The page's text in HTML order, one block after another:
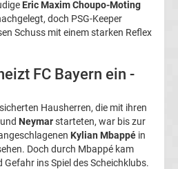
Eric Maxim Choupo-Moting
doch PSG-Keeper
Schuss mit einem starken Reflex
FC Bayern ein -
Hausherren, die mit ihren
und Neymarstarteten, war bis zur
Kylian Mbappé in
Doch durch Mbappé kam
ins Spiel des Scheichklubs.